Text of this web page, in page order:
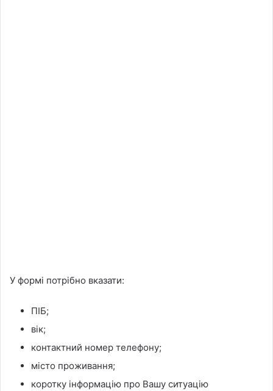
У формі потрібно вказати:
ПІБ;
вік;
контактний номер телефону;
місто проживання;
коротку інформацію про Вашу ситуацію